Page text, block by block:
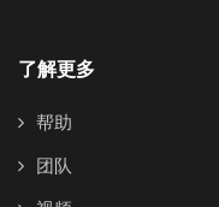
了解更多
帮助
团队